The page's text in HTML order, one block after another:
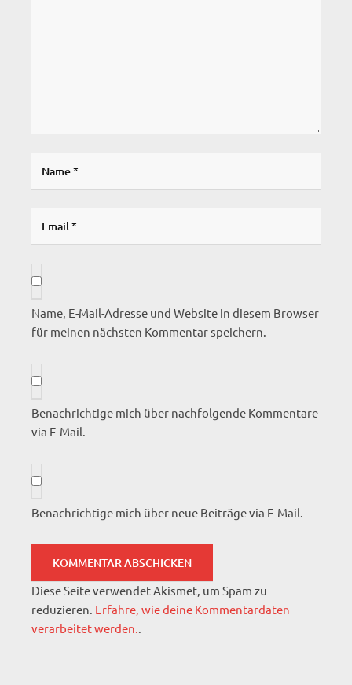
Name, E-Mail-Adresse und Website in diesem Browser
für meinen nächsten Kommentar speichern.
Benachrichtige mich über nachfolgende Kommentare
via E-Mail.
Benachrichtige mich über neue Beiträge via E-Mail.
Diese Seite verwendet Akismet, um Spam zu
reduzieren. Erfahre, wie deine Kommentardaten
verarbeitet werden..